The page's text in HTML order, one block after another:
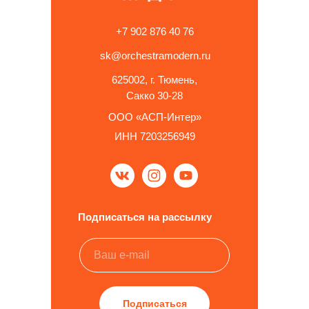
ООО «АСП-Интер»
ИНН 7203256949
sk@orchestramodern.ru
+7 902 876 40 76
625002, г. Тюмень,
Сакко 30-28
Подписаться
Подписаться на рассылку